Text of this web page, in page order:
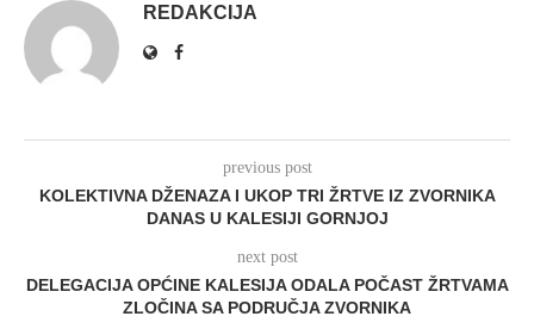
REDAKCIJA
previous post
KOLEKTIVNA DŽENAZA I UKOP TRI ŽRTVE IZ ZVORNIKA
DANAS U KALESIJI GORNJOJ
next post
DELEGACIJA OPĆINE KALESIJA ODALA POČAST ŽRTVAMA
ZLOČINA SA PODRUČJA ZVORNIKA